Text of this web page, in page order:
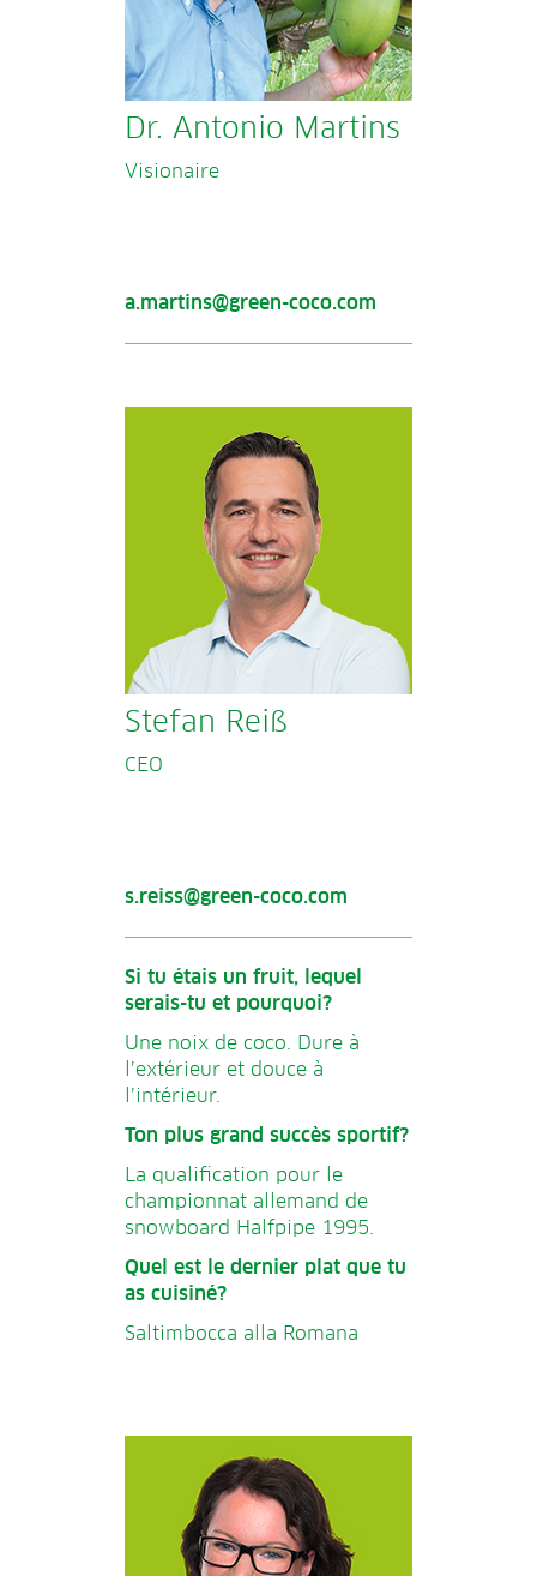
Dr. Antonio Martins
Visionaire
a.martins@green-coco.com
Stefan Reiß
CEO
s.reiss@green-coco.com
Si tu étais un fruit, lequel
serais-tu et pourquoi?
Une noix de coco. Dure à
l’extérieur et douce à
l’intérieur.
Ton plus grand succès sportif?
La qualification pour le
championnat allemand de
snowboard Halfpipe 1995.
Quel est le dernier plat que tu
as cuisiné?
Saltimbocca alla Romana